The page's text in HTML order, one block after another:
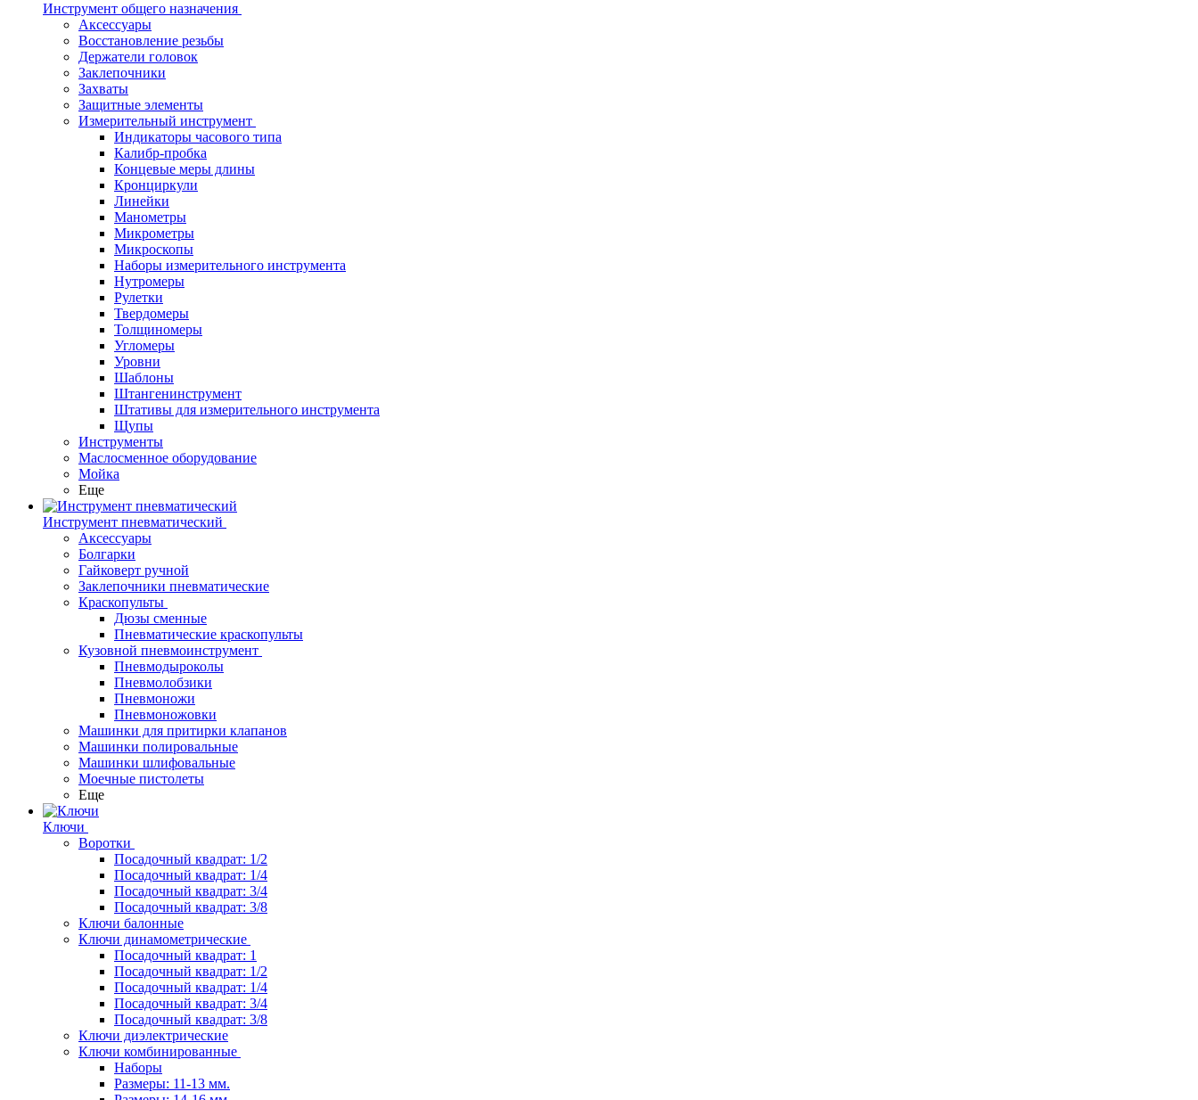
Инструмент общего назначения
Аксессуары
Восстановление резьбы
Держатели головок
Заклепочники
Захваты
Защитные элементы
Измерительный инструмент
Индикаторы часового типа
Калибр-пробка
Концевые меры длины
Кронциркули
Линейки
Манометры
Микрометры
Микроскопы
Наборы измерительного инструмента
Нутромеры
Рулетки
Твердомеры
Толщиномеры
Угломеры
Уровни
Шаблоны
Штангенинструмент
Штативы для измерительного инструмента
Щупы
Инструменты
Маслосменное оборудование
Мойка
Еще
Инструмент пневматический
Аксессуары
Болгарки
Гайковерт ручной
Заклепочники пневматические
Краскопульты
Дюзы сменные
Пневматические краскопульты
Кузовной пневмоинструмент
Пневмодыроколы
Пневмолобзики
Пневмоножи
Пневмоножовки
Машинки для притирки клапанов
Машинки полировальные
Машинки шлифовальные
Моечные пистолеты
Еще
Ключи
Воротки
Посадочный квадрат: 1/2
Посадочный квадрат: 1/4
Посадочный квадрат: 3/4
Посадочный квадрат: 3/8
Ключи балонные
Ключи динамометрические
Посадочный квадрат: 1
Посадочный квадрат: 1/2
Посадочный квадрат: 1/4
Посадочный квадрат: 3/4
Посадочный квадрат: 3/8
Ключи диэлектрические
Ключи комбинированные
Наборы
Размеры: 11-13 мм.